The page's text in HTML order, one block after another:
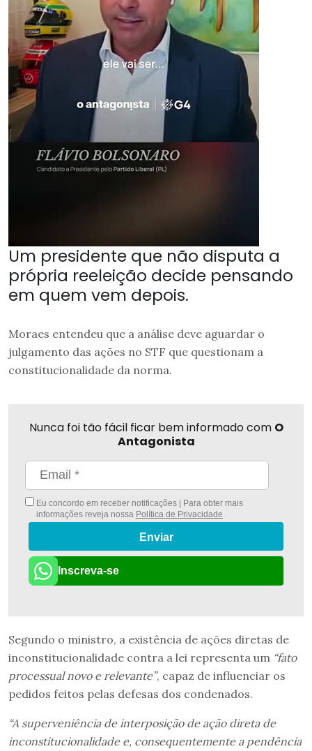
Um presidente que não disputa a
própria reeleição decide pensando
em quem vem depois.
Moraes entendeu que a análise deve aguardar o
julgamento das ações no STF que questionam a
constitucionalidade da norma.
Nunca foi tão fácil ficar bem informado com O
Antagonista
Eu concordo em receber notificações | Para obter mais
informações reveja nossa Política de Privacidade
Enviar
Inscreva-se
Segundo o ministro, a existência de ações diretas de
inconstitucionalidade contra a lei representa um “fato
processual novo e relevante”, capaz de influenciar os
pedidos feitos pelas defesas dos condenados.
“A superveniência de interposição de ação direta de
inconstitucionalidade e, consequentemente a pendência